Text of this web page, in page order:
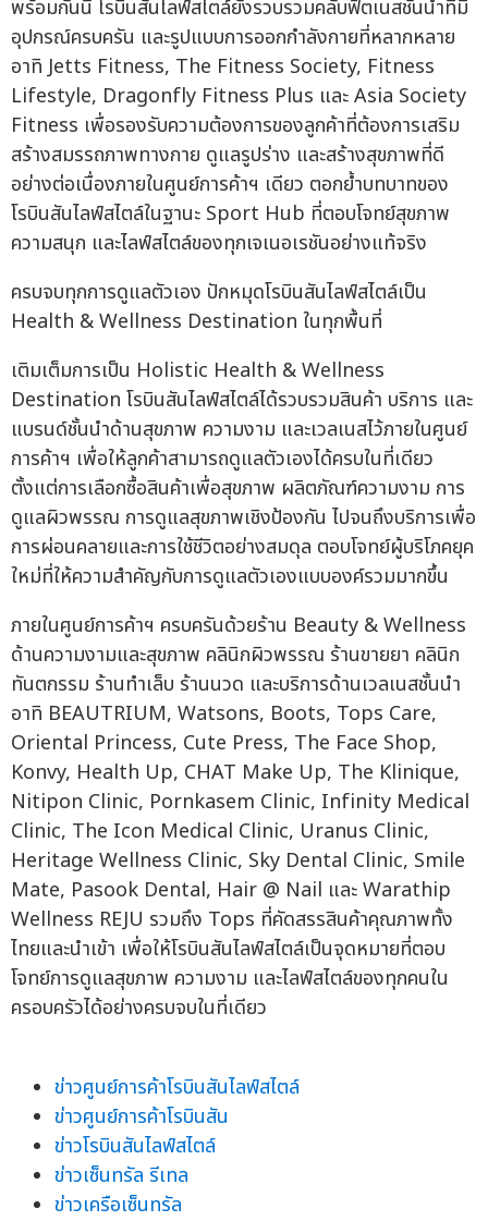
พร้อมกันนี้ โรบินสันไลฟ์สไตล์ยังรวบรวมคลับฟิตเนสชั้นนำที่มี
อุปกรณ์ครบครัน และรูปแบบการออกกำลังกายที่หลากหลาย
อาทิ Jetts Fitness, The Fitness Society, Fitness
Lifestyle, Dragonfly Fitness Plus และ Asia Society
Fitness เพื่อรองรับความต้องการของลูกค้าที่ต้องการเสริม
สร้างสมรรถภาพทางกาย ดูแลรูปร่าง และสร้างสุขภาพที่ดี
อย่างต่อเนื่องภายในศูนย์การค้าฯ เดียว ตอกย้ำบทบาทของ
โรบินสันไลฟ์สไตล์ในฐานะ Sport Hub ที่ตอบโจทย์สุขภาพ
ความสนุก และไลฟ์สไตล์ของทุกเจเนอเรชันอย่างแท้จริง
ครบจบทุกการดูแลตัวเอง ปักหมุดโรบินสันไลฟ์สไตล์เป็น
Health & Wellness Destination ในทุกพื้นที่
เติมเต็มการเป็น Holistic Health & Wellness
Destination โรบินสันไลฟ์สไตล์ได้รวบรวมสินค้า บริการ และ
แบรนด์ชั้นนำด้านสุขภาพ ความงาม และเวลเนสไว้ภายในศูนย์
การค้าฯ เพื่อให้ลูกค้าสามารถดูแลตัวเองได้ครบในที่เดียว
ตั้งแต่การเลือกซื้อสินค้าเพื่อสุขภาพ ผลิตภัณฑ์ความงาม การ
ดูแลผิวพรรณ การดูแลสุขภาพเชิงป้องกัน ไปจนถึงบริการเพื่อ
การผ่อนคลายและการใช้ชีวิตอย่างสมดุล ตอบโจทย์ผู้บริโภคยุค
ใหม่ที่ให้ความสำคัญกับการดูแลตัวเองแบบองค์รวมมากขึ้น
ภายในศูนย์การค้าฯ ครบครันด้วยร้าน Beauty & Wellness
ด้านความงามและสุขภาพ คลินิกผิวพรรณ ร้านขายยา คลินิก
ทันตกรรม ร้านทำเล็บ ร้านนวด และบริการด้านเวลเนสชั้นนำ
อาทิ BEAUTRIUM, Watsons, Boots, Tops Care,
Oriental Princess, Cute Press, The Face Shop,
Konvy, Health Up, CHAT Make Up, The Klinique,
Nitipon Clinic, Pornkasem Clinic, Infinity Medical
Clinic, The Icon Medical Clinic, Uranus Clinic,
Heritage Wellness Clinic, Sky Dental Clinic, Smile
Mate, Pasook Dental, Hair @ Nail และ Warathip
Wellness REJU รวมถึง Tops ที่คัดสรรสินค้าคุณภาพทั้ง
ไทยและนำเข้า เพื่อให้โรบินสันไลฟ์สไตล์เป็นจุดหมายที่ตอบ
โจทย์การดูแลสุขภาพ ความงาม และไลฟ์สไตล์ของทุกคนใน
ครอบครัวได้อย่างครบจบในที่เดียว
ข่าวศูนย์การค้าโรบินสันไลฟ์สไตล์
ข่าวศูนย์การค้าโรบินสัน
ข่าวโรบินสันไลฟ์สไตล์
ข่าวเซ็นทรัล รีเทล
ข่าวเครือเซ็นทรัล